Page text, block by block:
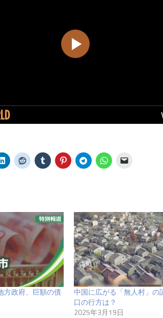
方政府、巨額の債
中国に広がる「無人村」
口の行方は？
2025年3月19日